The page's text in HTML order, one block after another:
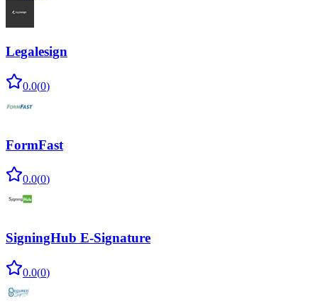
Legalesign
0.0(0)
FormFast
0.0(0)
SigningHub E-Signature
0.0(0)